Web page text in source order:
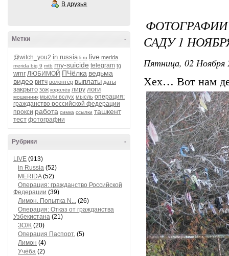
В друзья
-
Метки
@witch_you2 in russia li.ru live merida
merida big 9 mtb my-suicide telegram tg
wmr ЛЮБИМОЙ ПЧёлка ведьма
видео витч волонтёр выплаты даты
закрыто зож королёв лиру логи
мошенник мысли вслух мысль операция:
гражданство российской федерации
прокси работа симка ссылки ташкент
тест фотографии
-
Рубрики
LIVE (913)
in Russia (52)
MERIDA(52)
Операция: гражданство Российской
Федерации (39)
Лимон. Попытка N... (26)
Операция: Отказ от гражданства
Узбекистана (21)
ЗОЖ (20)
Операция Паспорт. (5)
Лимон (4)
Учёба (2)
САДУ 1
Пятница, 02 Ноября
Хех… Вот нам